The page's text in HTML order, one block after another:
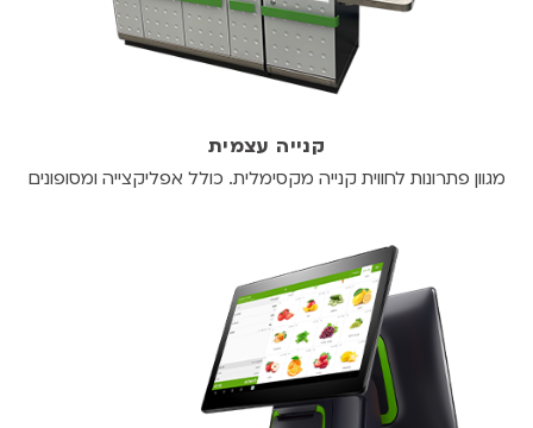
קנייה עצמית
מגוון פתרונות לחווית קנייה מקסימלית. כולל אפליקצייה ומסופונים